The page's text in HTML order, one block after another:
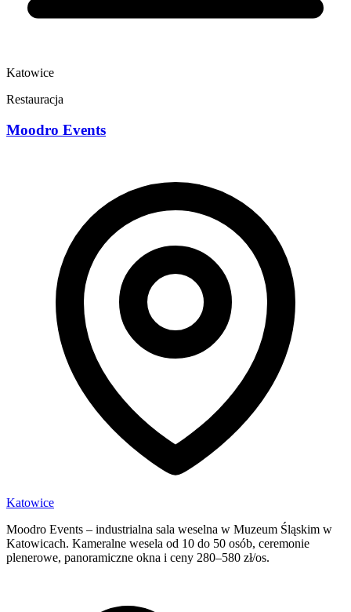
Katowice
Restauracja
Moodro Events
Katowice
Moodro Events – industrialna sala weselna w Muzeum Śląskim w
Katowicach. Kameralne wesela od 10 do 50 osób, ceremonie
plenerowe, panoramiczne okna i ceny 280–580 zł/os.